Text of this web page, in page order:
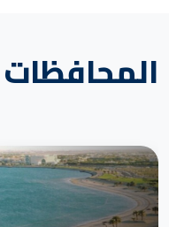
المحافظات